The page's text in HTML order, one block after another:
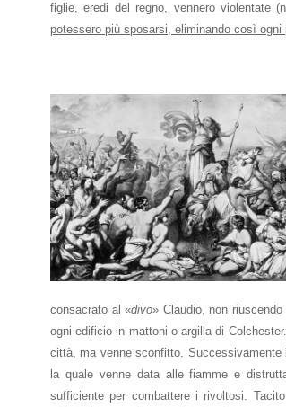
figlie, eredi del regno, vennero violentate
potessero più sposarsi, eliminando così
consacrato al «divo» Claudio, non
ogni edificio in mattoni o argilla di
città, ma venne sconfitto.
la quale venne data alle fiamme e
sufficiente per combattere i rivoltosi.